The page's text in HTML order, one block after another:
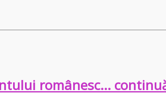
românesc…